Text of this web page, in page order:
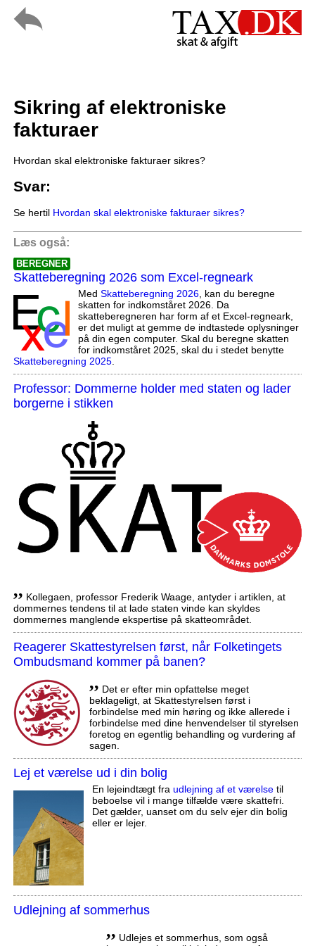
Sikring af elektroniske
fakturaer
Hvordan skal elektroniske fakturaer sikres?
Svar:
Se hertil Hvordan skal elektroniske fakturaer sikres?
Læs også:
BEREGNER
Skatteberegning 2026 som Excel-regneark
Med Skatteberegning 2026, kan du beregne
skatten for indkomståret 2026. Da
skatteberegneren har form af et Excel-regneark,
er det muligt at gemme de indtastede oplysninger
på din egen computer. Skal du beregne skatten
for indkomståret 2025, skal du i stedet benytte
Skatteberegning 2025.
Professor: Dommerne holder med staten og lader
borgerne i stikken
,, Kollegaen, professor Frederik Waage, antyder i artiklen, at
dommernes tendens til at lade staten vinde kan skyldes
dommernes manglende ekspertise på skatteområdet.
Reagerer Skattestyrelsen først, når Folketingets
Ombudsmand kommer på banen?
,, Det er efter min opfattelse meget
beklageligt, at Skattestyrelsen først i
forbindelse med min høring og ikke allerede i
forbindelse med dine henvendelser til styrelsen
foretog en egentlig behandling og vurdering af
sagen.
Lej et værelse ud i din bolig
En lejeindtægt fra udlejning af et værelsetil
beboelse vil i mange tilfælde være skattefri.
Det gælder, uanset om du selv ejer din bolig
eller er lejer.
Udlejning af sommerhus
,, Udlejes et sommerhus, som også